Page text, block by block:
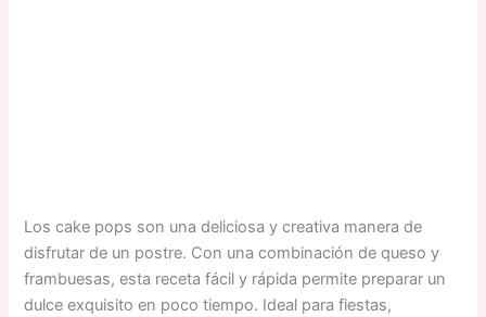
Los cake pops son una deliciosa y creativa manera de
disfrutar de un postre. Con una combinación de queso y
frambuesas, esta receta fácil y rápida permite preparar un
dulce exquisito en poco tiempo. Ideal para fiestas,